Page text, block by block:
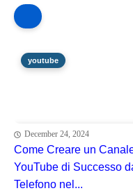
youtube
December 24, 2024
Come Creare un
YouTube di Successo
Telefono nel...